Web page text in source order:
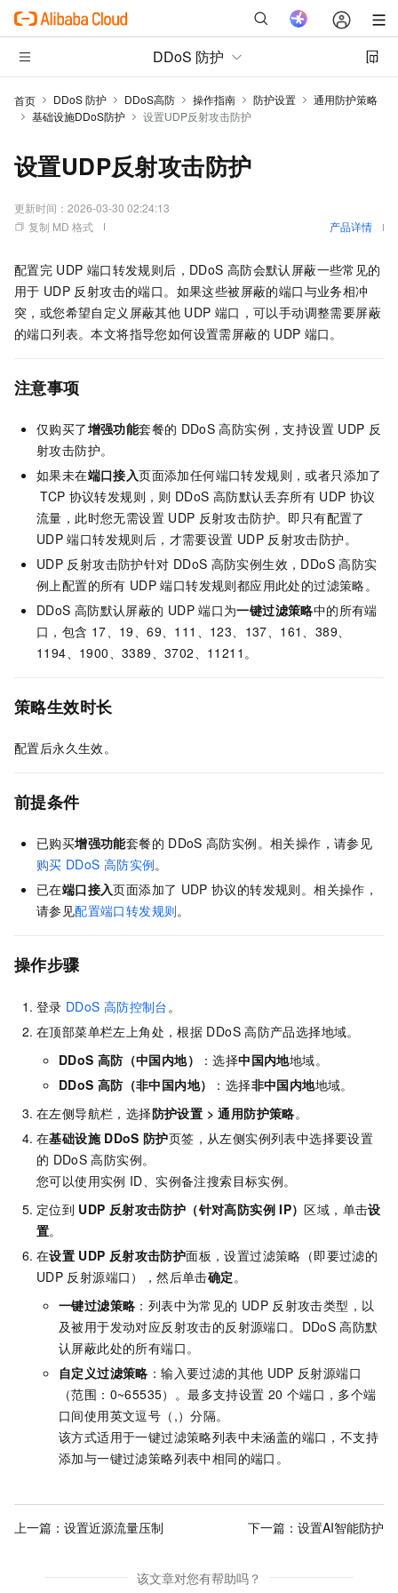
DDoS 防护
首页 DDoS 防护 DDoS高防 操作指南 防护设置
通用防护策略
基础设施DDoS防护
设置UDP反射攻击防护
设置UDP反射攻击防护
更新时间： 2026-03-30 02:24:13
复制 MD 格式
产品详情
配置完 UDP 端口转发规则后，DDoS 高防会默认屏蔽一些常见的
用于 UDP 反射攻击的端口。如果这些被屏蔽的端口与业务相冲
突，或您希望自定义屏蔽其他 UDP 端口，可以手动调整需要屏蔽
的端口列表。本文将指导您如何设置需屏蔽的 UDP 端口。
注意事项
仅购买了增强功能套餐的 DDoS 高防实例，支持设置 UDP 反
射攻击防护。
如果未在端口接入页面添加任何端口转发规则，或者只添加了
TCP 协议转发规则，则 DDoS 高防默认丢弃所有 UDP 协议
流量，此时您无需设置 UDP 反射攻击防护。即只有配置了
UDP 端口转发规则后，才需要设置 UDP 反射攻击防护。
UDP 反射攻击防护针对 DDoS 高防实例生效，DDoS 高防实
例上配置的所有 UDP 端口转发规则都应用此处的过滤策略。
DDoS 高防默认屏蔽的 UDP 端口为一键过滤策略中的所有端
口，包含 17、19、69、111、123、137、161、389、
1194、1900、3389、3702、11211。
策略生效时长
配置后永久生效。
前提条件
已购买增强功能套餐的 DDoS 高防实例。相关操作，请参见
购买 DDoS 高防实例。
已在端口接入页面添加了 UDP 协议的转发规则。相关操作，
请参见配置端口转发规则。
操作步骤
登录 DDoS 高防控制台 。
在顶部菜单栏左上角处，根据 DDoS 高防产品选择地域。
DDoS 高防（中国内地） ：选择中国内地地域。
DDoS 高防（非中国内地） ：选择非中国内地地域。
在左侧导航栏，选择防护设置 >通用防护策略。
在基础设施 DDoS 防护页签，从左侧实例列表中选择要设置
的 DDoS 高防实例。
您可以使用实例 ID、实例备注搜索目标实例。
定位到 UDP 反射攻击防护（针对高防实例 IP）区域，单击设
置。
在设置 UDP 反射攻击防护面板，设置过滤策略（即要过滤的
UDP 反射源端口），然后单击确定 。
一键过滤策略 ：列表中为常见的 UDP 反射攻击类型，以
及被用于发动对应反射攻击的反射源端口。DDoS 高防默
认屏蔽此处的所有端口。
自定义过滤策略 ：输入要过滤的其他 UDP 反射源端口
（范围：0~65535）。最多支持设置 20 个端口，多个端
口间使用英文逗号（,）分隔。
该方式适用于一键过滤策略列表中未涵盖的端口，不支持
添加与一键过滤策略列表中相同的端口。
上一篇： 设置近源流量压制 下一篇： 设置AI智能防护
该文章对您有帮助吗？